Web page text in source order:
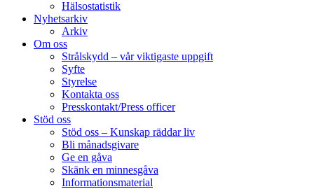
Hälsostatistik
Nyhetsarkiv
Arkiv
Om oss
Strålskydd – vår viktigaste uppgift
Syfte
Styrelse
Kontakta oss
Presskontakt/Press officer
Stöd oss
Stöd oss – Kunskap räddar liv
Bli månadsgivare
Ge en gåva
Skänk en minnesgåva
Informationsmaterial